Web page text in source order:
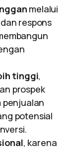
melalui
respons
tinggi,
prospek
penjualan
potensial
, karena